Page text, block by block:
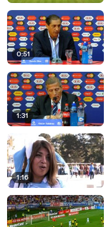
0:51
1:31
1:16